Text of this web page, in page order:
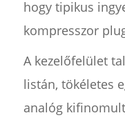
hogy tipikus
kompresszor
A kezelőfelület
listán, tökéletes
analóg